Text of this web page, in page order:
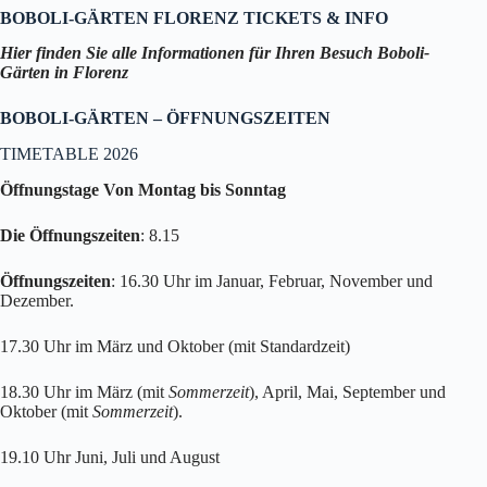
BOBOLI-GÄRTEN FLORENZ TICKETS & INFO
Hier finden Sie alle Informationen für Ihren Besuch Boboli-
Gärten in Florenz
BOBOLI-GÄRTEN – ÖFFNUNGSZEITEN
TIMETABLE 2026
Öffnungstage Von Montag bis Sonntag
Die Öffnungszeiten: 8.15
Öffnungszeiten: 16.30 Uhr im Januar, Februar, November und
Dezember.
17.30 Uhr im März und Oktober (mit Standardzeit)
18.30 Uhr im März (mit Sommerzeit), April, Mai, September und
Oktober (mit Sommerzeit).
19.10 Uhr Juni, Juli und August